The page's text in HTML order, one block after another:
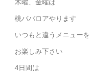
木曜、金曜は
桃ババロアやります
いつもと違うメニューを
お楽しみ下さい
4日間は